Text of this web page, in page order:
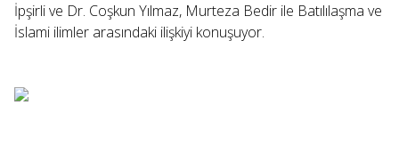
İpşirli ve Dr. Coşkun Yılmaz, Murteza Bedir ile Batılılaşma ve
İslami ilimler arasındaki ilişkiyi konuşuyor.